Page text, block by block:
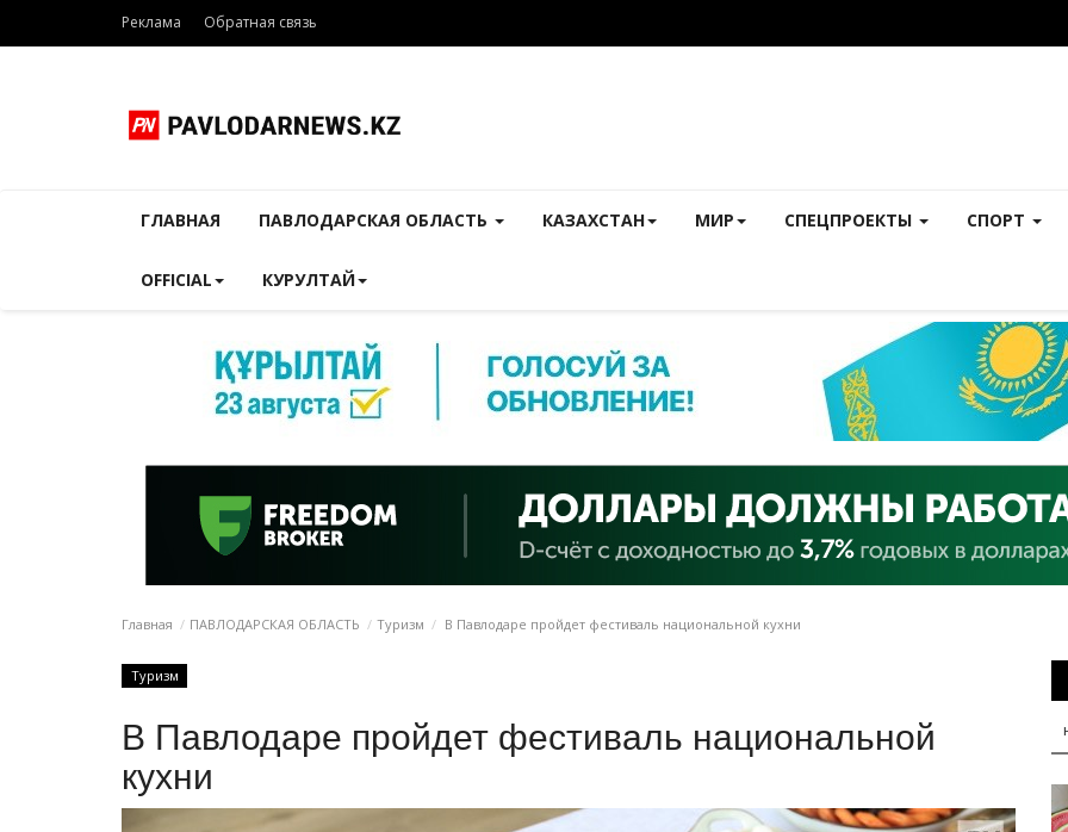
Реклама Обратная связь
ГЛАВНАЯ ПАВЛОДАРСКАЯ ОБЛАСТЬ КАЗАХСТАН МИР СПЕЦПРОЕКТЫ СПОРТ
OFFICIAL КУРУЛТАЙ
Главная ПАВЛОДАРСКАЯ ОБЛАСТЬ Туризм В Павлодаре пройдет фестиваль национальной кухни
Туризм
В Павлодаре пройдет фестиваль национальной
кухни